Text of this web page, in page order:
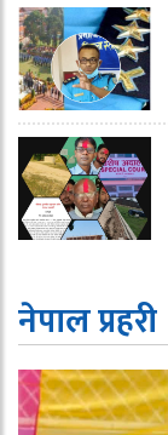
नेपाल प्रहरी